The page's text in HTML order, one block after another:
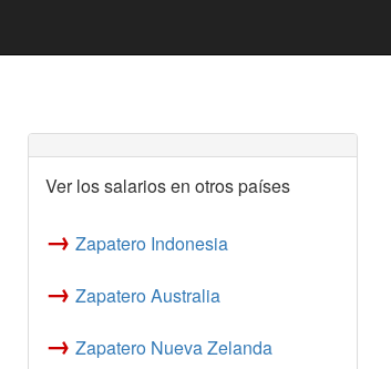
Ver los salarios en otros países
→ Zapatero Indonesia
→ Zapatero Australia
→ Zapatero Nueva Zelanda